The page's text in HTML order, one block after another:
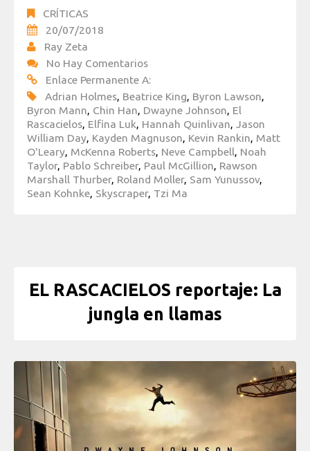
CRÍTICAS
20/07/2018
Ray Zeta
No Hay Comentarios
Enlace Permanente A:
Adrian Holmes, Beatrice King, Byron Lawson,
Byron Mann, Chin Han, Dwayne Johnson, El
Rascacielos, Elfina Luk, Hannah Quinlivan, Jason
William Day, Kayden Magnuson, Kevin Rankin, Matt
O'Leary, McKenna Roberts, Neve Campbell, Noah
Taylor, Pablo Schreiber, Paul McGillion, Rawson
Marshall Thurber, Roland Moller, Sam Yunussov,
Sean Kohnke, Skyscraper, Tzi Ma
EL RASCACIELOS reportaje: La
jungla en llamas